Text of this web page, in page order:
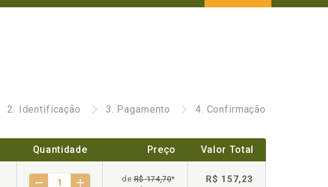
2. Identificação 3. Pagamento 4. Confirmação
Quantidade Preço Valor Total
deR$ 174,70* R$ 157,23